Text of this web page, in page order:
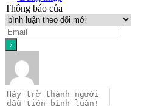
Thông báo của